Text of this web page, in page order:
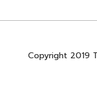
Copyright 2019